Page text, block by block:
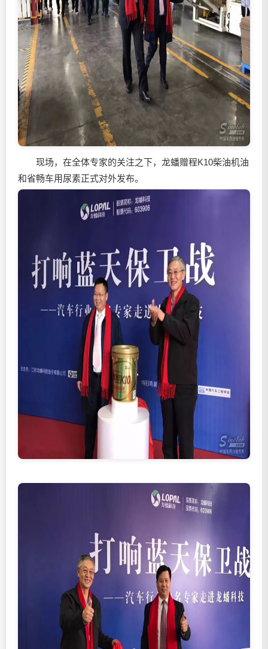
现场，在全体专家的关注之下，龙蟠赠程K10柴油机油
和省畅车用尿素正式对外发布。